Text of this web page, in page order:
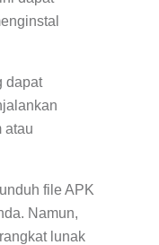
dapat
atau
file APK
Namun,
lunak